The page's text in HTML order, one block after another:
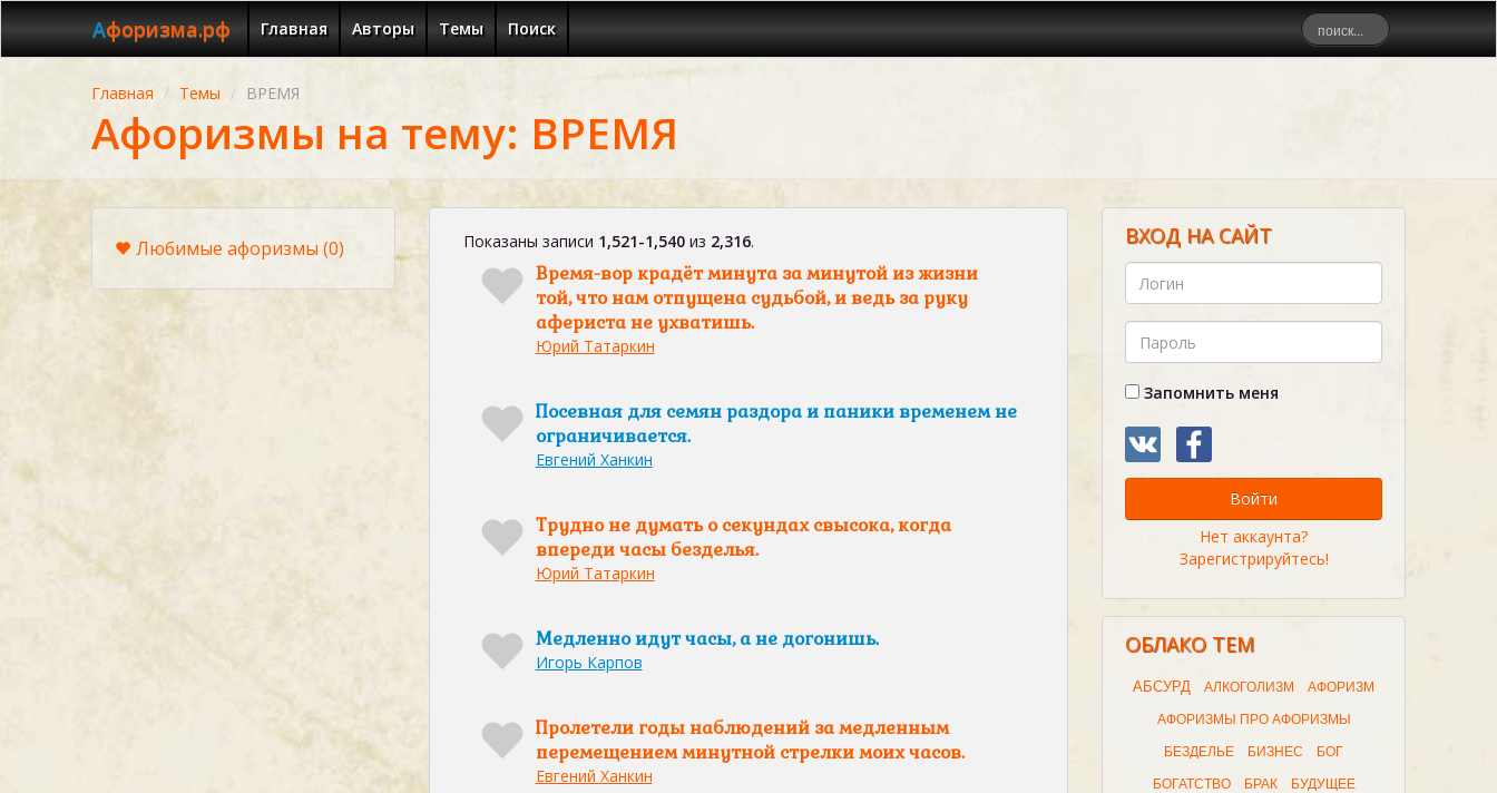
Афоризма.рф Главная Авторы Темы Поиск
Главная Темы ВРЕМЯ
Афоризмы на тему: ВРЕМЯ
Любимые афоризмы(0) Показаны записи 1,521-1,540из 2,316.
Время-вор крадёт минута за минутой из жизни
той, что нам отпущена судьбой, и ведь за руку
афериста не ухватишь.
Юрий Татаркин
Посевная для семян раздора и паники временем не
ограничивается.
Евгений Ханкин
Трудно не думать о секундах свысока, когда
впереди часы безделья.
Юрий Татаркин
Медленно идут часы, а не догонишь.
Игорь Карпов
Пролетели годы наблюдений за медленным
перемещением минутной стрелки моих часов.
Евгений Ханкин
ВХОД НА САЙТ
Запомнить меня
Войти
Нет аккаунта?
Зарегистрируйтесь!
ОБЛАКО ТЕМ
АБСУРД АЛКОГОЛИЗМ АФОРИЗМ
АФОРИЗМЫ ПРО АФОРИЗМЫ
БЕЗДЕЛЬЕ БИЗНЕС БОГ
БОГАТСТВО БРАК БУДУЩЕЕ